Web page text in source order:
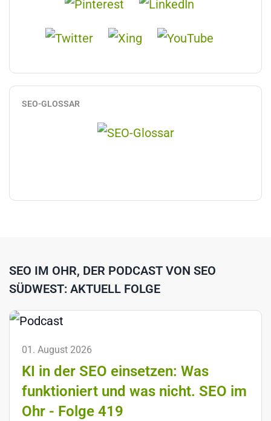
SEO-GLOSSAR
SEO IM OHR, DER PODCAST VON SEO
SÜDWEST: AKTUELL FOLGE
01. August 2026
KI in der SEO einsetzen: Was
funktioniert und was nicht. SEO im
Ohr - Folge 419